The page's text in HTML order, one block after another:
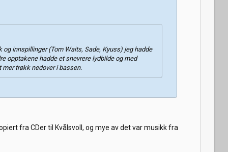
innspillinger (Tom Waits, Sade, Kyuss) jeg hadde
opptakene hadde et snevrere lydbilde og med
trøkk nedover i bassen.
fra CDer til Kvålsvoll, og mye av det var musikk fra